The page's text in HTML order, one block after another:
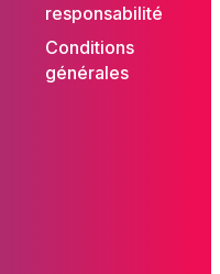
responsabilité
Conditions
générales